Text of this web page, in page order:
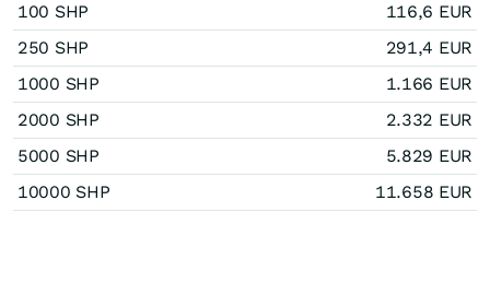
100 SHP
116,6 EUR
250 SHP
291,4 EUR
1000 SHP
1.166 EUR
2000 SHP
2.332 EUR
5000 SHP
5.829 EUR
10000 SHP
11.658 EUR